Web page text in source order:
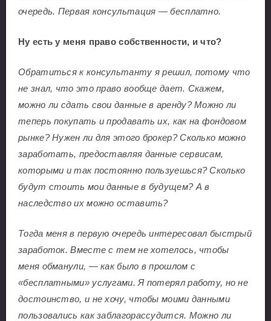
очередь. Первая консультация — бесплатно.
Ну есть у меня право собственности, и что?
Обратиться к консультанту я решил, потому что
не знал, что это право вообще дает. Скажем,
можно ли сдать свои данные в аренду? Можно ли
теперь покупать и продавать их, как на фондовом
рынке? Нужен ли для этого брокер? Сколько можно
заработать, предоставляя данные сервисам,
которыми и так постоянно пользуешься? Сколько
будут стоить мои данные в будущем? А в
наследство их можно оставить?
Тогда меня в первую очередь интересовал быстрый
заработок. Вместе с тем не хотелось, чтобы
меня обманули, — как было в прошлом с
«бесплатными» услугами. Я потерял работу, но не
достоинство, и не хочу, чтобы моими данными
пользовались как заблагорассудится. Можно ли